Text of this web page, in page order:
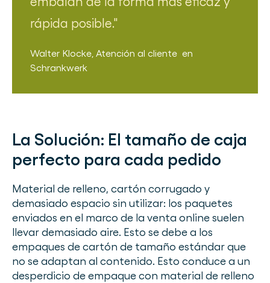
rápida posible.
Walter Klocke, Atención al cliente en
Schrankwerk
La Solución: El tamaño de caja
perfecto para cada pedido
Material de relleno, cartón corrugado y
demasiado espacio sin utilizar: los paquetes
enviados en el marco de la venta online suelen
llevar demasiado aire. Esto se debe a los
empaques de cartón de tamaño estándar que
no se adaptan al contenido. Esto conduce a un
desperdicio de empaque con material de relleno